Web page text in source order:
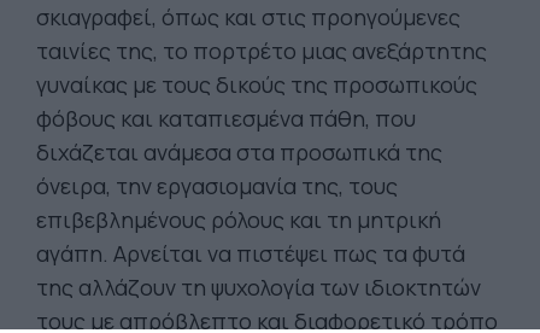
σκιαγραφεί, όπως και στις προηγούμενες
ταινίες της, το πορτρέτο μιας ανεξάρτητης
γυναίκας με τους δικούς της προσωπικούς
φόβους και καταπιεσμένα πάθη, που
διχάζεται ανάμεσα στα προσωπικά της
όνειρα, την εργασιομανία της, τους
επιβεβλημένους ρόλους και τη μητρική
αγάπη. Αρνείται να πιστέψει πως τα φυτά
της αλλάζουν τη ψυχολογία των ιδιοκτητών
τους με απρόβλεπτο και διαφορετικό τρόπο